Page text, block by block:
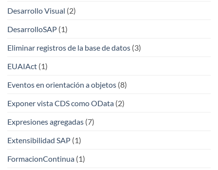
Desarrollo Visual (2)
DesarrolloSAP (1)
Eliminar registros de la base de datos (3)
EUAIAct (1)
Eventos en orientación a objetos (8)
Exponer vista CDS como OData (2)
Expresiones agregadas (7)
Extensibilidad SAP (1)
FormacionContinua (1)